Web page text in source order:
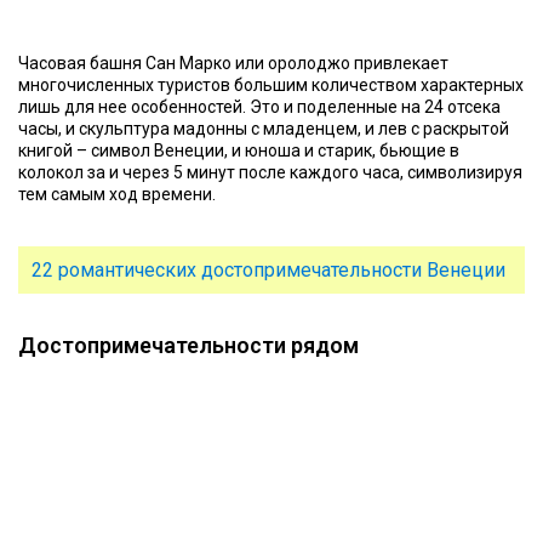
Часовая башня Сан Марко или оролоджо привлекает
многочисленных туристов большим количеством характерных
лишь для нее особенностей. Это и поделенные на 24 отсека
часы, и скульптура мадонны с младенцем, и лев с раскрытой
книгой – символ Венеции, и юноша и старик, бьющие в
колокол за и через 5 минут после каждого часа, символизируя
тем самым ход времени.
22 романтических достопримечательности Венеции
Достопримечательности рядом